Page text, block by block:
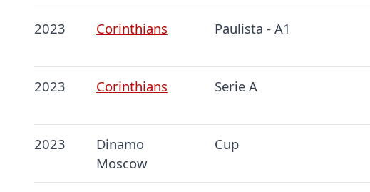
2023 Corinthians Paulista - A1
2023 Corinthians Serie A
2023
Dinamo
Moscow
Cup